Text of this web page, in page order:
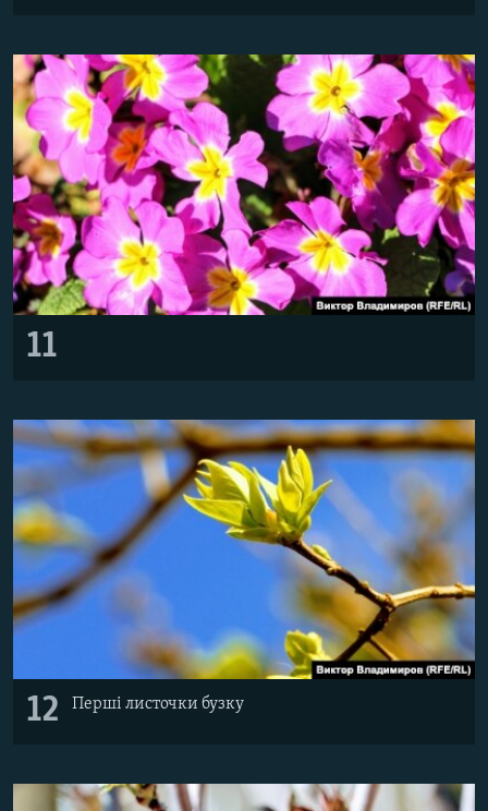
11
12 Перші листочки бузку